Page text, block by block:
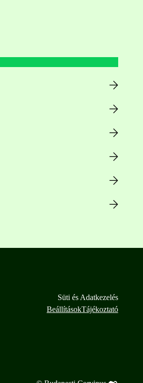
Süti és Adatkezelés
BeállításokTájékoztató